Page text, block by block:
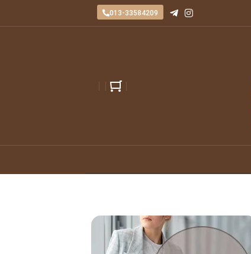
013-33584209